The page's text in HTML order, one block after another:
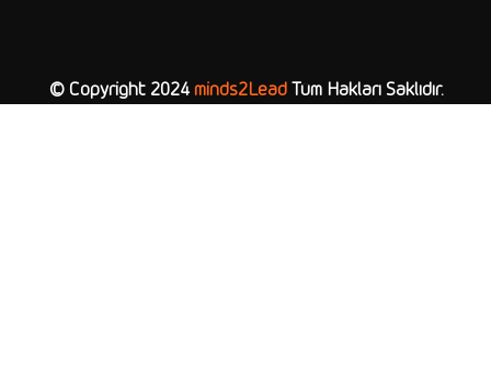
© Copyright 2024 minds2LeadTüm Hakları Saklıdır.